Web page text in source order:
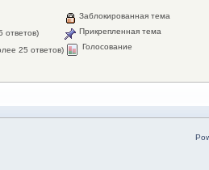
ответов)
25 ответов)
Заблокированная тема
Прикрепленная тема
Голосование